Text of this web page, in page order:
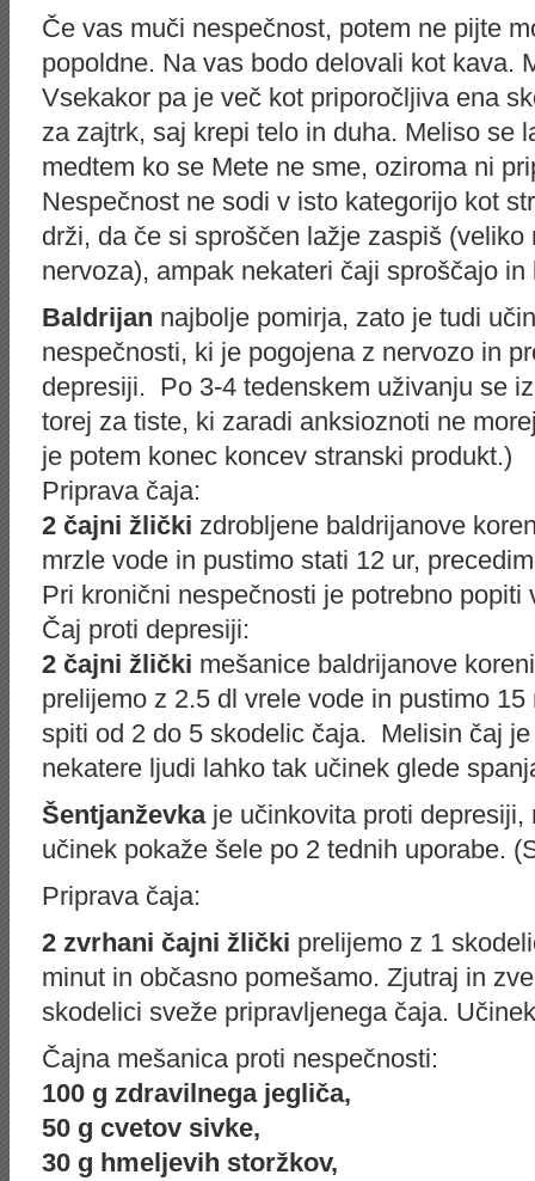
Če vas muči nespečnost, potem ne pijte
popoldne. Na vas bodo delovali kot kava.
Vsekakor pa je več kot priporočljiva ena
za zajtrk, saj krepi telo in duha. Meliso se
medtem ko se Mete ne sme, oziroma ni
Nespečnost ne sodi v isto kategorijo kot
drži, da če si sproščen lažje zaspiš
nervoza), ampak nekateri čaji sproščajo
Baldrijan najbolje pomirja, zato je tudi
nespečnosti, ki je pogojena z nervozo in
depresiji. Po 3-4 tedenskem uživanju se
torej za tiste, ki zaradi anksioznoti ne
je potem konec koncev stranski produkt.)
Priprava čaja:
2 čajni žlički zdrobljene baldrijanove
mrzle vode in pustimo stati 12 ur,
Pri kronični nespečnosti je potrebno popiti
Čaj proti depresiji:
2 čajni žlički mešanice baldrijanove
prelijemo z 2.5 dl vrele vode in pustimo
spiti od 2 do 5 skodelic čaja. Melisin čaj
nekatere ljudi lahko tak učinek glede
Šentjanževka je učinkovita proti
učinek pokaže šele po 2 tednih uporabe.
Priprava čaja:
2 zvrhani čajni žlički prelijemo z 1
minut in občasno pomešamo. Zjutraj in
skodelici sveže pripravljenega čaja.
Čajna mešanica proti nespečnosti:
100 g zdravilnega jegliča,
50 g cvetov sivke,
30 g hmeljevih storžkov,